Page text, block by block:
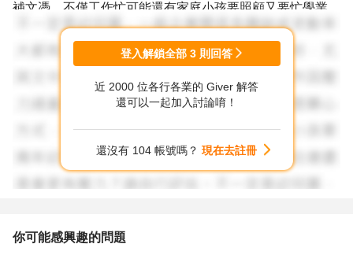
補文憑，不僅工作忙可能還有家庭小孩要照顧又要忙學業，
蠟燭三頭燒會更辛苦，在碩士滿天下的時代就已經很多這樣
祝 如意順心!
登入解鎖全部 3 則回答
近 2000 位各行各業的 Giver 解答
還可以一起加入討論唷！
還沒有 104 帳號嗎？ 現在去註冊
你可能感興趣的問題